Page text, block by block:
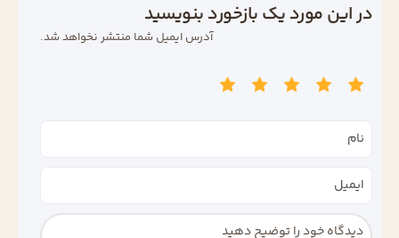
در این مورد یک بازخورد بنویسید
آدرس ایمیل شما منتشر نخواهد شد.